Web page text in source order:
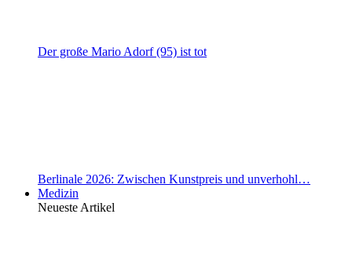
Der große Mario Adorf (95) ist tot
Berlinale 2026: Zwischen Kunstpreis und unverhohl…
Medizin
Neueste Artikel